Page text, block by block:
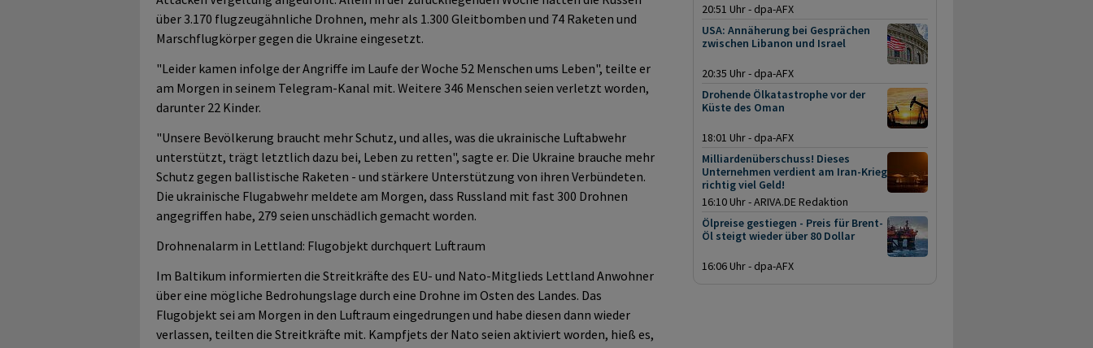
über 3.170 flugzeugähnliche Drohnen, mehr als 1.300 Gleitbomben und 74 Raketen und
Marschflugkörper gegen die Ukraine eingesetzt.
"Leider kamen infolge der Angriffe im Laufe der Woche 52 Menschen ums Leben", teilte er
am Morgen in seinem Telegram-Kanal mit. Weitere 346 Menschen seien verletzt worden,
darunter 22 Kinder.
"Unsere Bevölkerung braucht mehr Schutz, und alles, was die ukrainische Luftabwehr
unterstützt, trägt letztlich dazu bei, Leben zu retten", sagte er. Die Ukraine brauche mehr
Schutz gegen ballistische Raketen - und stärkere Unterstützung von ihren Verbündeten.
Die ukrainische Flugabwehr meldete am Morgen, dass Russland mit fast 300 Drohnen
angegriffen habe, 279 seien unschädlich gemacht worden.
Drohnenalarm in Lettland: Flugobjekt durchquert Luftraum
Im Baltikum informierten die Streitkräfte des EU- und Nato-Mitglieds Lettland Anwohner
über eine mögliche Bedrohungslage durch eine Drohne im Osten des Landes. Das
Flugobjekt sei am Morgen in den Luftraum eingedrungen und habe diesen dann wieder
verlassen, teilten die Streitkräfte mit. Kampfjets der Nato seien aktiviert worden, hieß es,
20:51 Uhr - dpa-AFX
USA: Annäherung bei Gesprächen
zwischen Libanon und Israel
20:35 Uhr - dpa-AFX
Drohende Ölkatastrophe vor der
Küste des Oman
18:01 Uhr - dpa-AFX
Milliardenüberschuss! Dieses
Unternehmen verdient am Iran-Krieg
richtig viel Geld!
16:10 Uhr - ARIVA.DE Redaktion
Ölpreise gestiegen - Preis für Brent-
Öl steigt wieder über 80 Dollar
16:06 Uhr - dpa-AFX